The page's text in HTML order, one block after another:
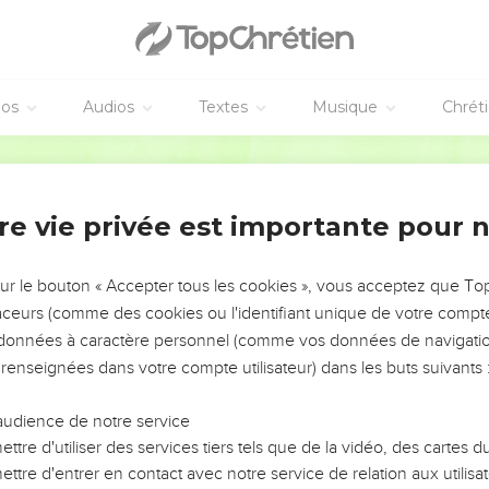
Audios Textes Musique
de plus en plus, le nombre des disciples augmentait
de puissance, accomplissait des prodiges et de grands signes
la synagogue appelée « synagogue des affranchis », des
se mirent à discuter avec lui ;
résister à la sagesse et à l'Esprit qui inspiraient ses paroles.
hommes qui dirent : « Nous l'avons entendu proférer des
»
les anciens et les spécialistes de la loi, puis ils se jetèrent
témoins qui dirent : « Cet homme ne cesse de proférer des
la loi ;
vie privée est importante pour
le bouton « Accepter tous les cookies », vous acceptez que
(comme des cookies ou l'identifiant unique de votre
à caractère personnel (comme vos données de
dans votre compte utilisateur) dans les buts suivants :
de notre service
d'utiliser des services tiers tels que de la vidéo, des cartes
d'entrer en contact avec notre service de relation aux